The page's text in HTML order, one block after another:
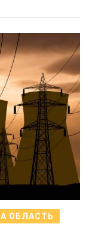
ОБЛАСТЬ